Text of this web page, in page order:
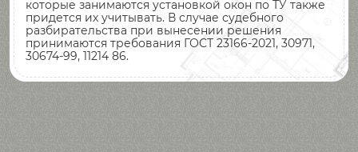
которые занимаются установкой окон по ТУ также
придется их учитывать. В случае судебного
разбирательства при вынесении решения
принимаются требования ГОСТ 23166-2021, 30971,
30674-99, 11214 86.